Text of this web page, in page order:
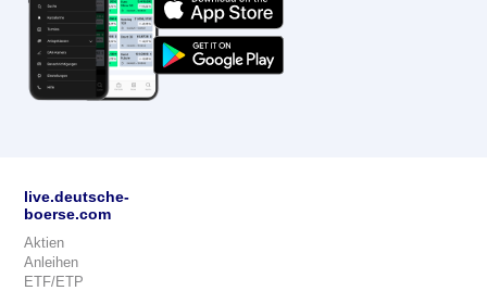
live.deutsche-
boerse.com
Aktien
Anleihen
ETF/ETP